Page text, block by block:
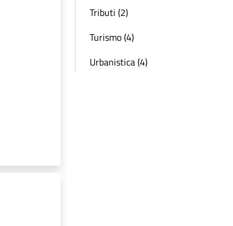
Tributi (2)
Turismo (4)
Urbanistica (4)